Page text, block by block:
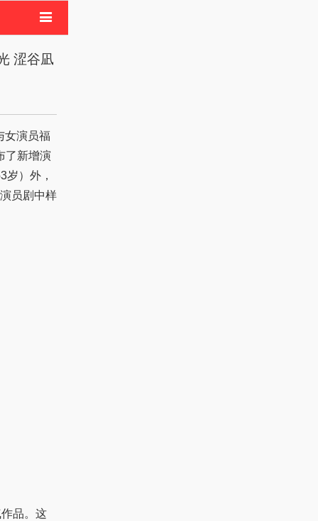
活动
涩谷凪
了新增演
）外，
员剧中样
品。这